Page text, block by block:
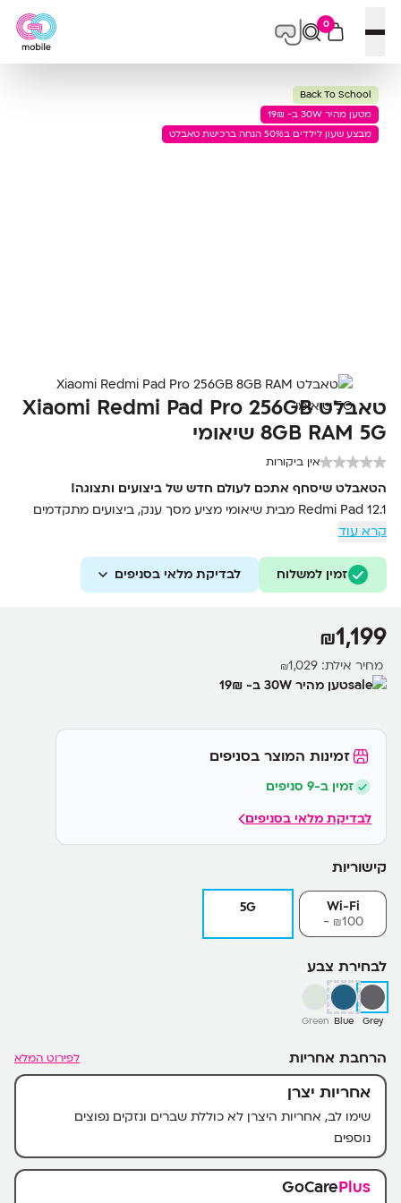
פתח תפריט
0
Back To School
מטען מהיר 30W ב- 19₪
מבצע שעון לילדים ב50% הנחה ברכישת טאבלט
טאבלט Xiaomi Redmi Pad Pro 256GB
8GB RAM 5G שיאומי
אין ביקורות
הטאבלט שיסחף אתכם לעולם חדש של ביצועים ותצוגה!
Redmi Pad 12.1 מבית שיאומי מציע מסך ענק, ביצועים מתקדמים
וסוללה עוצמתית. מושלם לצפייה, עבודה ולמידה, עם עיצוב יוקרתי
ודקיק.
Vision
המתקדמת
• מצלמת 8MP קדמית ואחורית לשיחות וידאו ותמונות חדות
• עיצוב מתכתי אלגנטי עם תמיכה בעט מגע (Stylus)
קרא עוד
זמין למשלוח לבדיקת מלאי בסניפים
₪1,199
מחיר אילת: ₪1,029
טען מהיר 30W ב- 19₪
זמינות המוצר בסניפים
זמין ב-9 סניפים
לבדיקת מלאי בסניפים
קישוריות
Wi-Fi
₪100-
5G
לבחירת צבע
Grey
Blue
Green
הרחבת אחריות לפירוט המלא
אחריות יצרן
שימו לב, אחריות היצרן לא כוללת שברים ונזקים נפוצים
נוספים
GoCarePlus